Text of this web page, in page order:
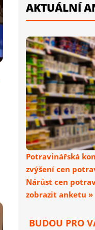
AKTUÁLNÍ
Potravinářská
zvýšení cen
Nárůst cen
zobrazit anketu »
BUDOU PRO